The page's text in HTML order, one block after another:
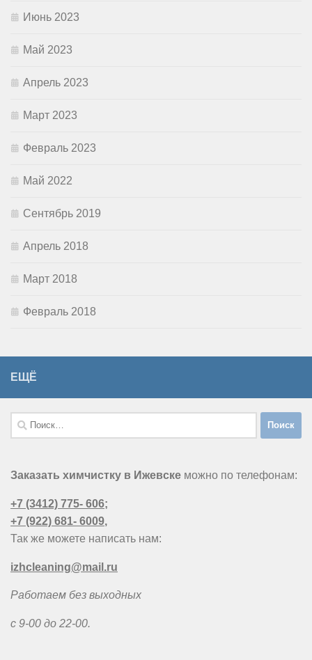
Июнь 2023
Май 2023
Апрель 2023
Март 2023
Февраль 2023
Май 2022
Сентябрь 2019
Апрель 2018
Март 2018
Февраль 2018
ЕЩЁ
Найти:
Заказать химчистку в Ижевске можно по телефонам:
+7 (3412) 775- 606;
+7 (922) 681- 6009,
Так же можете написать нам:
izhcleaning@mail.ru
Работаем без выходных
с 9-00 до 22-00.